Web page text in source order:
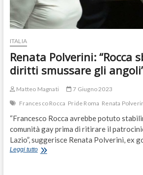
ITALIA
Renata Polverini: “Rocca
diritti smussare gli
Matteo Magnati
7 Giugno 2023
Francesco Rocca Pride Roma Renata
“Francesco Rocca avrebbe potuto
comunità gay prima di ritirare il
Lazio”, suggerisce Renata Polverini, ex
Leggi tuttoRenata